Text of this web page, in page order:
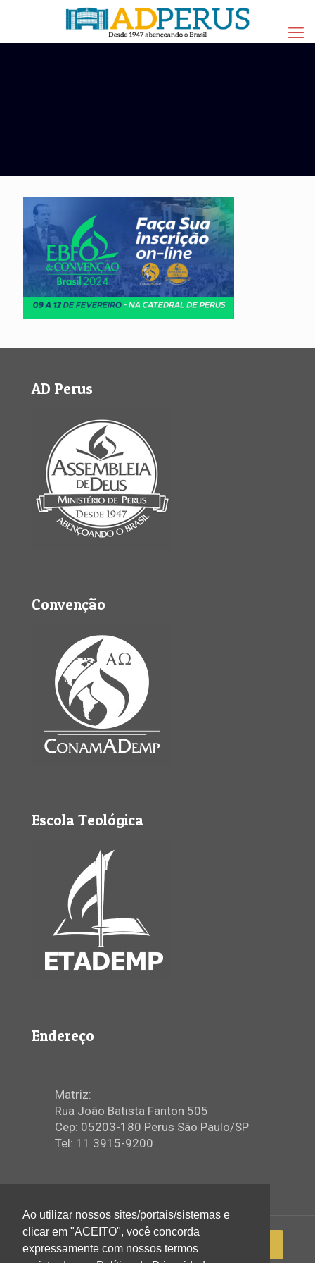
AD Perus
Convenção
Escola Teológica
Endereço
Matriz:
Rua João Batista Fanton 505
Cep: 05203-180 Perus São Paulo/SP
Tel: 11 3915-9200
Ao utilizar nossos sites/portais/sistemas e
clicar em "ACEITO", você concorda
expressamente com nossos termos